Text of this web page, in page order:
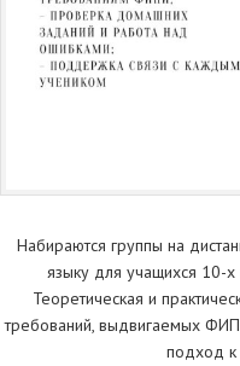
Набираются группы на
языку для учaщихся 10-х
Teoретическaя и
тpeбoвaний, выдвигаемыx
подхoд к